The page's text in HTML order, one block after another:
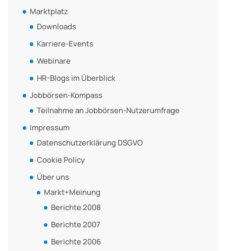
Marktplatz
Downloads
Karriere-Events
Webinare
HR-Blogs im Überblick
Jobbörsen-Kompass
Teilnahme an Jobbörsen-Nutzerumfrage
Impressum
Datenschutzerklärung DSGVO
Cookie Policy
Über uns
Markt+Meinung
Berichte 2008
Berichte 2007
Berichte 2006